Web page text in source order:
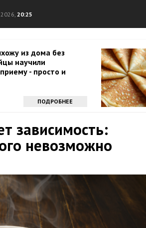
20:25
из дома без
научили
- просто и
ПОДРОБНЕЕ
зависимость:
невозможно